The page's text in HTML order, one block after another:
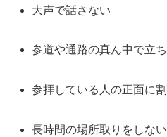
大声で話さない
参道や通路の真ん中で立
参拝している人の正面に
長時間の場所取りをしない